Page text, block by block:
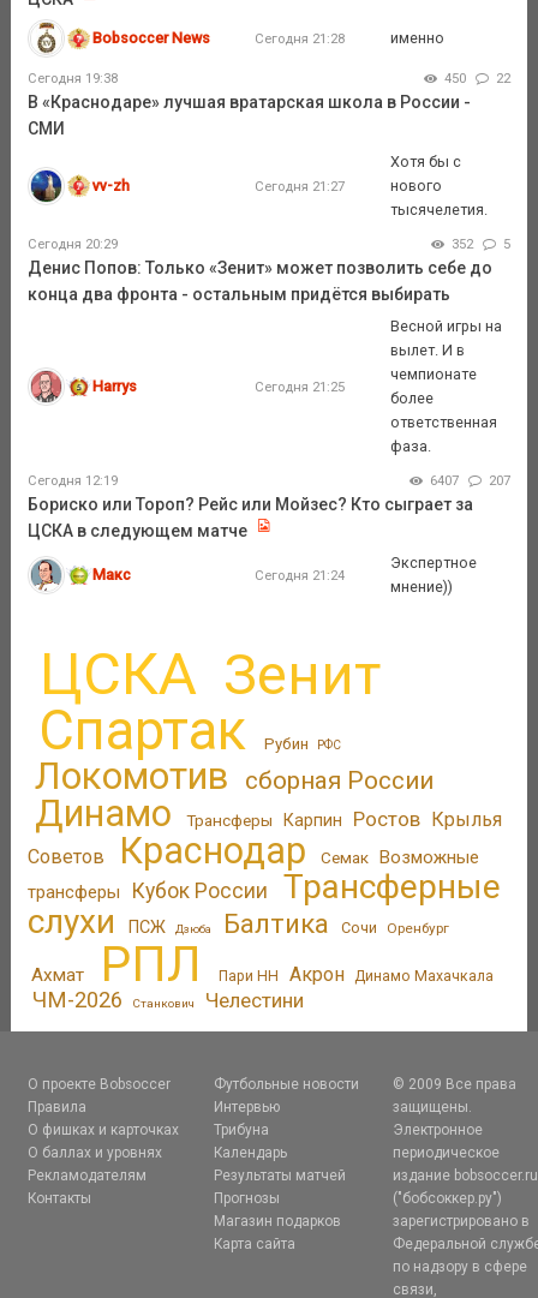
Bobsoccer News Сегодня 21:28 именно
Сегодня 19:38 450 22
В «Краснодаре» лучшая вратарская школа в России -
СМИ
vv-zh Сегодня 21:27
Хотя бы с
нового
тысячелетия.
Сегодня 20:29 352 5
Денис Попов: Только «Зенит» может позволить себе до
конца два фронта - остальным придётся выбирать
Harrys Сегодня 21:25
Весной игры на
вылет. И в
чемпионате
более
ответственная
фаза.
Сегодня 12:19 6407 207
Бориско или Тороп? Рейс или Мойзес? Кто сыграет за
ЦСКА в следующем матче
Макс Сегодня 21:24
Экспертное
мнение))
ЦСКА Зенит
Спартак Рубин РФС
Локомотив сборная России
Динамо Трансферы Карпин Ростов Крылья
Советов
Краснодар Семак Возможные
трансферы
Кубок России
Трансферные
слухи
ПСЖ Дзюба Балтика Сочи Оренбург
Ахмат РПЛ Пари НН Акрон Динамо Махачкала
ЧМ-2026 Станкович Челестини
О проекте Bobsoccer
Правила
О фишках и карточках
О баллах и уровнях
Рекламодателям
Контакты
Футбольные новости
Интервью
Трибуна
Календарь
Результаты матчей
Прогнозы
Магазин подарков
Карта сайта
© 2009 Все права
защищены.
Электронное
периодическое
издание bobsoccer.ru
("бобсоккер.ру")
зарегистрировано в
Федеральной
по надзору в сфере
связи,